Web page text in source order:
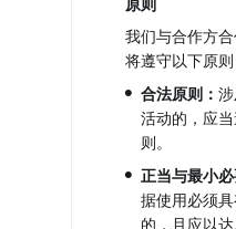
原则
我们与合作方
将遵守以下原
• 合法原则：
活动的，应
则。
• 正当与最小
据使用必须
的，且应以